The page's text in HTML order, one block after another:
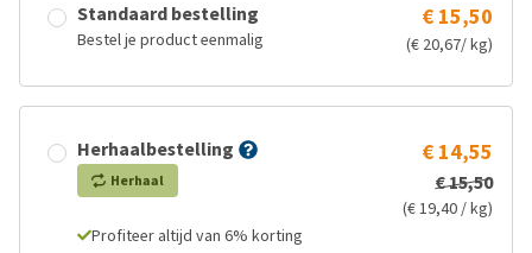
Standaard bestelling
Bestel je product eenmalig
€ 15,50
(€ 20,67/ kg)
Herhaalbestelling
Herhaal
€ 14,55
€ 15,50
(€ 19,40 / kg)
Profiteer altijd van 6% korting